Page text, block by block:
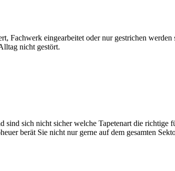
Fachwerk eingearbeitet oder nur gestrichen
nicht gestört.
sich nicht sicher welche Tapetenart die richtige
berät Sie nicht nur gerne auf dem gesamten